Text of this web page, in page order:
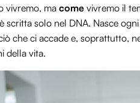
vivremo, ma come vivremo il
scritta solo nel DNA. Nasce
che ci accade e, soprattutto,
della vita.